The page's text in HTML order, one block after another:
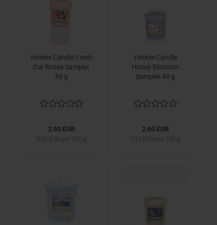
Yankee Candle Fresh
Cut Roses Sampler
49 g
2,90 EUR
5,92 EUR pro 100 g
Yankee Candle
Honey Blossom
Sampler 49 g
2,60 EUR
5,31 EUR pro 100 g